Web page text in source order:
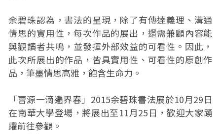
余碧珠認為，書法的呈現，除了有傳達義理、溝通
情思的實用性，每次作品的展出，還需兼顧內容能
與觀讀者共鳴，並發揮外部效益的可看性。因此，
此次所展出的作品，皆具實用性、可看性的原創作
品，筆墨情思高雅，飽含生命力。
「曹源一滴遍界春」2015余碧珠書法展於10月29日
在南華大學登場，將展出至11月25日，歡迎大家踴
躍前往參觀。